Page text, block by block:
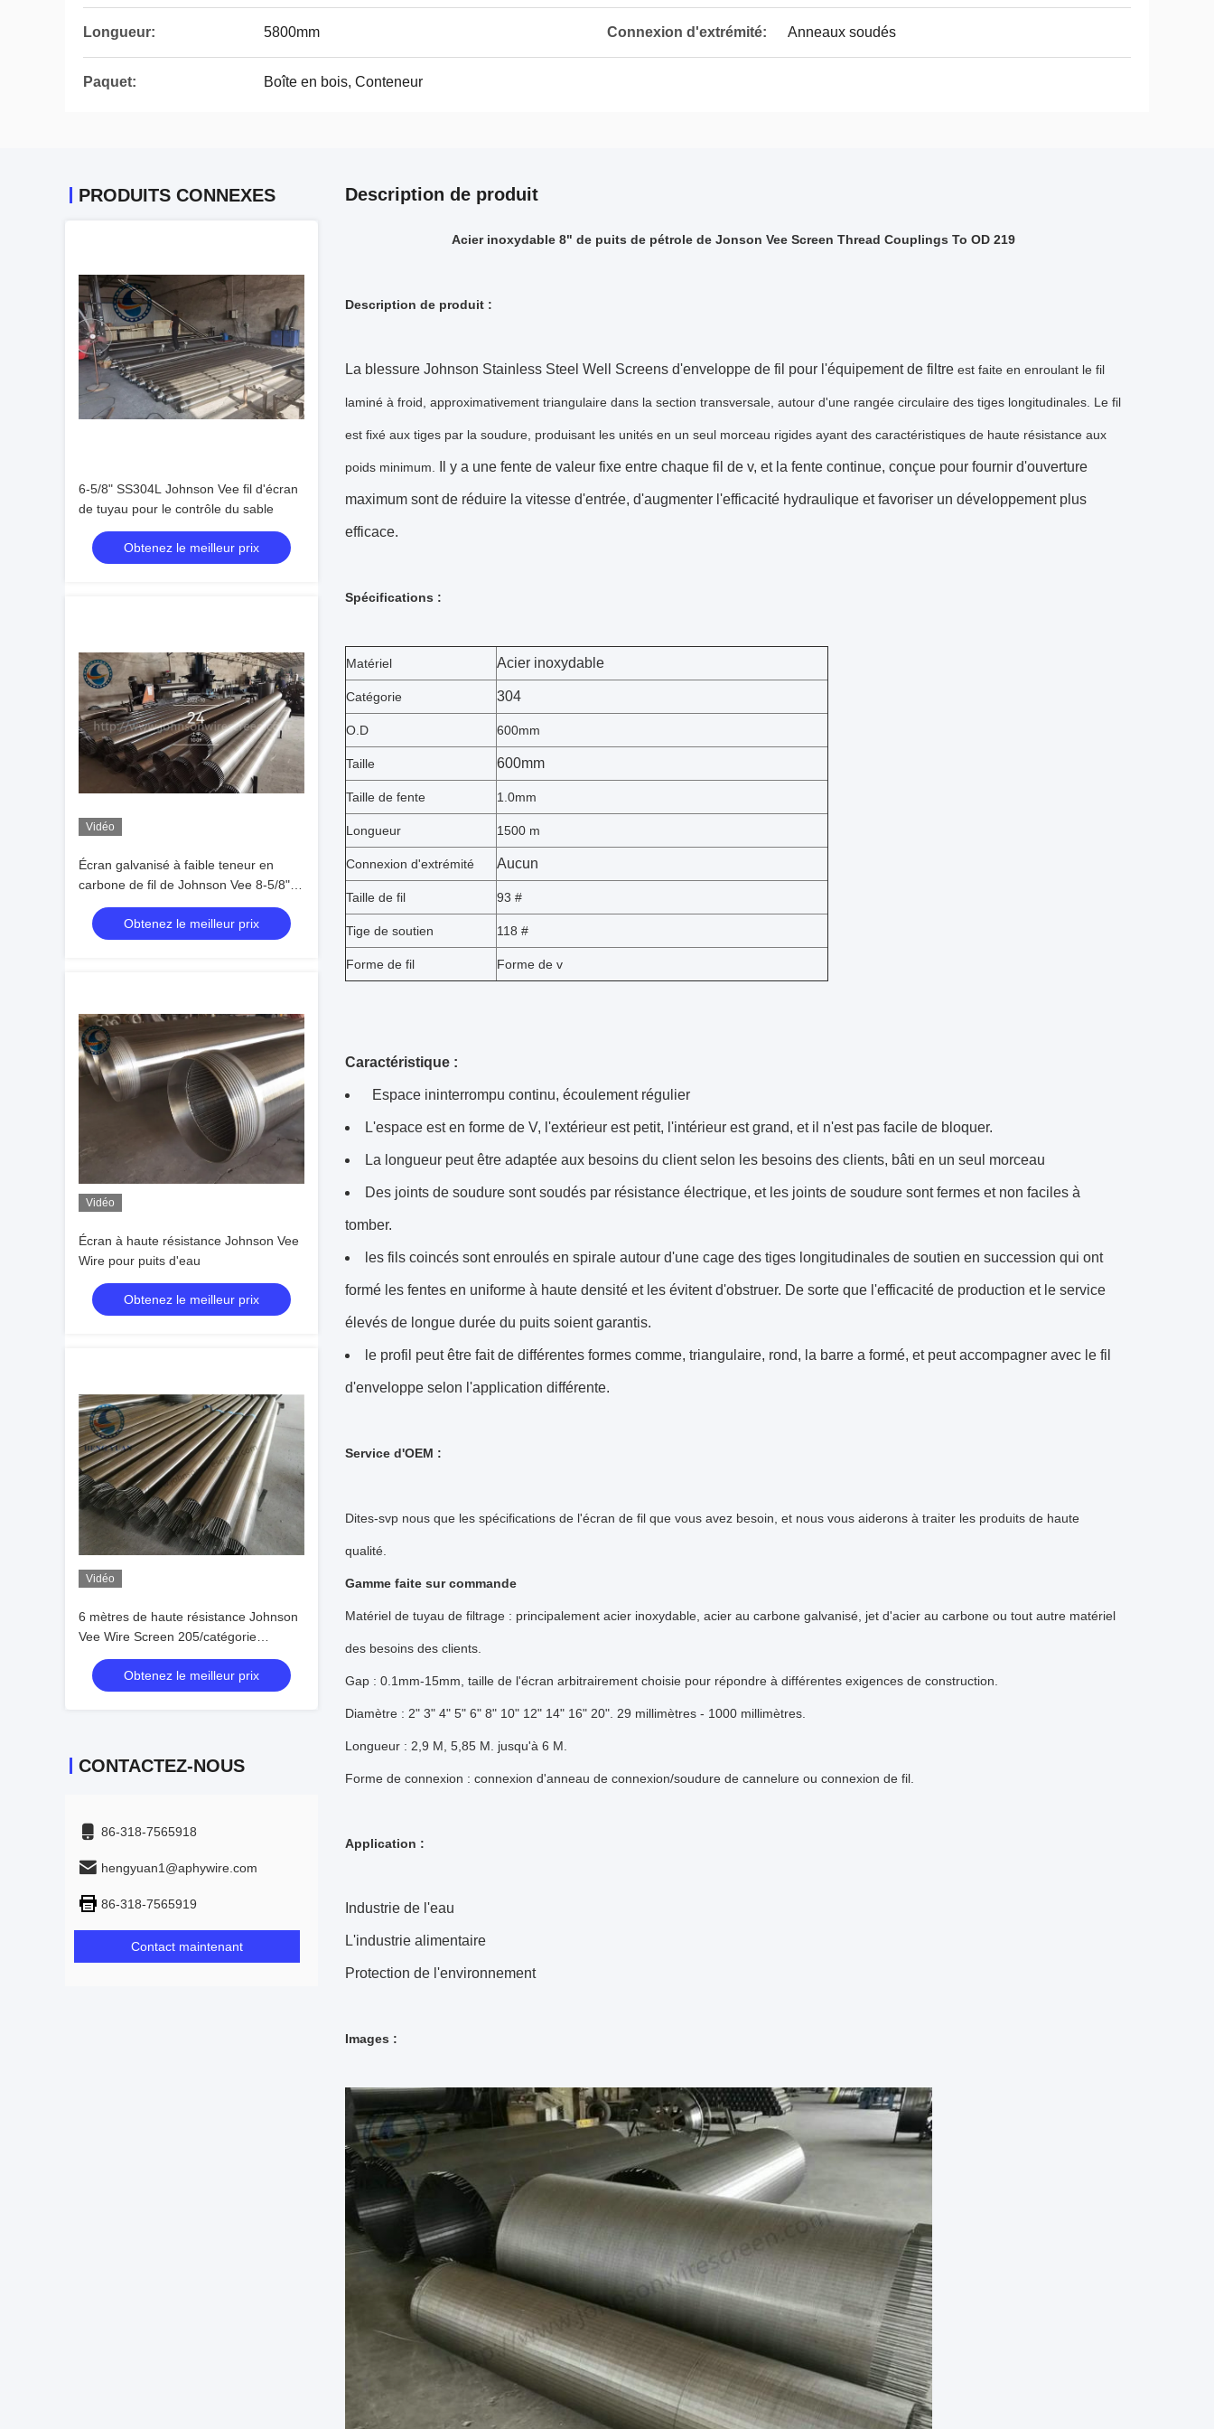
Longueur: 5800mm Connexion d'extrémité: Anneaux soudés
Paquet: Boîte en bois, Conteneur
PRODUITS CONNEXES
6-5/8" SS304L Johnson Vee fil d'écran
de tuyau pour le contrôle du sable
Obtenez le meilleur prix
Vidéo
Écran galvanisé à faible teneur en
carbone de fil de Johnson Vee 8-5/8"
force d'effondrement de 100 barres
Obtenez le meilleur prix
Vidéo
Écran à haute résistance Johnson Vee
Wire pour puits d'eau
Obtenez le meilleur prix
Vidéo
6 mètres de haute résistance Johnson
Vee Wire Screen 205/catégorie
304L/316L de 304/
Obtenez le meilleur prix
CONTACTEZ-NOUS
86-318-7565918
hengyuan1@aphywire.com
86-318-7565919
Contact maintenant
Description de produit
Acier inoxydable 8" de puits de pétrole de Jonson Vee Screen Thread Couplings To OD 219
Description de produit :
La blessure Johnson Stainless Steel Well Screens d'enveloppe de fil pour l'équipement de filtre est faite en enroulant le fil
laminé à froid, approximativement triangulaire dans la section transversale, autour d'une rangée circulaire des tiges longitudinales. Le fil
est fixé aux tiges par la soudure, produisant les unités en un seul morceau rigides ayant des caractéristiques de haute résistance aux
poids minimum. Il y a une fente de valeur fixe entre chaque fil de v, et la fente continue, conçue pour fournir d'ouverture
maximum sont de réduire la vitesse d'entrée, d'augmenter l'efficacité hydraulique et favoriser un développement plus
efficace.
Spécifications :
Matériel Acier inoxydable
Catégorie 304
O.D 600mm
Taille 600mm
Taille de fente 1.0mm
Longueur 1500 m
Connexion d'extrémité Aucun
Taille de fil 93 #
Tige de soutien 118 #
Forme de fil Forme de v
Caractéristique :
Espace ininterrompu continu, écoulement régulier
L'espace est en forme de V, l'extérieur est petit, l'intérieur est grand, et il n'est pas facile de bloquer.
La longueur peut être adaptée aux besoins du client selon les besoins des clients, bâti en un seul morceau
Des joints de soudure sont soudés par résistance électrique, et les joints de soudure sont fermes et non faciles à
tomber.
les fils coincés sont enroulés en spirale autour d'une cage des tiges longitudinales de soutien en succession qui ont
formé les fentes en uniforme à haute densité et les évitent d'obstruer. De sorte que l'efficacité de production et le service
élevés de longue durée du puits soient garantis.
le profil peut être fait de différentes formes comme, triangulaire, rond, la barre a formé, et peut accompagner avec le fil
d'enveloppe selon l'application différente.
Service d'OEM :
Dites-svp nous que les spécifications de l'écran de fil que vous avez besoin, et nous vous aiderons à traiter les produits de haute
qualité.
Gamme faite sur commande
Matériel de tuyau de filtrage : principalement acier inoxydable, acier au carbone galvanisé, jet d'acier au carbone ou tout autre matériel
des besoins des clients.
Gap : 0.1mm-15mm, taille de l'écran arbitrairement choisie pour répondre à différentes exigences de construction.
Diamètre : 2" 3" 4" 5" 6" 8" 10" 12" 14" 16" 20". 29 millimètres - 1000 millimètres.
Longueur : 2,9 M, 5,85 M. jusqu'à 6 M.
Forme de connexion : connexion d'anneau de connexion/soudure de cannelure ou connexion de fil.
Application :
Industrie de l'eau
L'industrie alimentaire
Protection de l'environnement
Images :